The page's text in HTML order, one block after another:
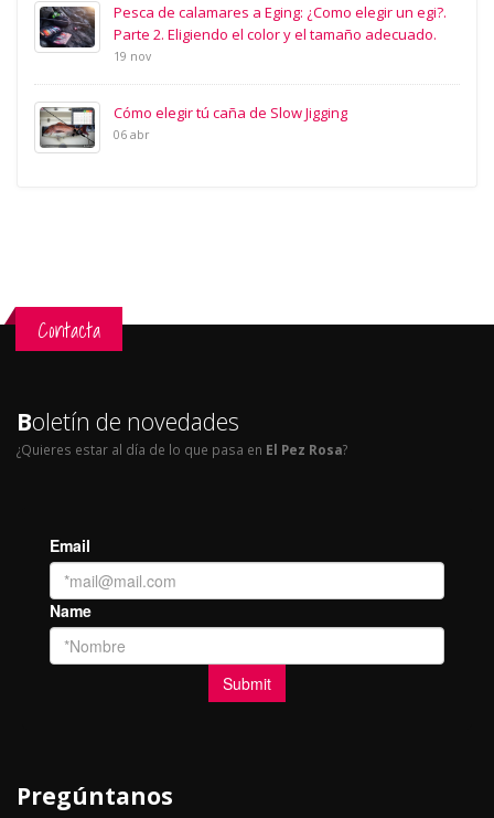
Pesca de calamares a Eging: ¿Como elegir un egi?.
Parte 2. Eligiendo el color y el tamaño adecuado.
19 nov
Cómo elegir tú caña de Slow Jigging
06 abr
Contacta
Boletín de novedades
¿Quieres estar al día de lo que pasa en El Pez Rosa?
Pregúntanos